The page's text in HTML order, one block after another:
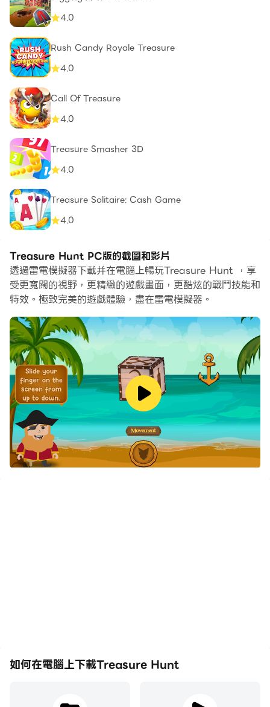
4.0
Rush Candy Royale Treasure
4.0
Call Of Treasure
4.0
Treasure Smasher 3D
4.0
Treasure Solitaire: Cash Game
4.0
Treasure Hunt PC版的截圖和影片
透過雷電模擬器下載并在電腦上暢玩Treasure Hunt ，享
受更寬闊的視野，更精緻的遊戲畫面，更酷炫的戰鬥技能和
特效。極致完美的遊戲體驗，盡在雷電模擬器。
如何在電腦上下載Treasure Hunt